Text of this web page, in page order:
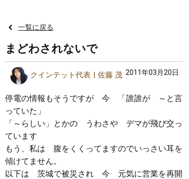
一覧に戻る
まどわされないで
クインテット代表 佐藤 茂 2011年03月20日
停電の情報もそうですが 今 「誰誰が ～と言
っていた」
「～らしい」とかの うわさや デマが飛び交っ
ています
もう、私は 腹をくくってますのでいっさい耳を
傾けてません。
以下は 茨城で被災され 今 元気に営業を再開